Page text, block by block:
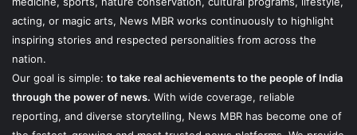
acting, or magic arts, News MBR works continuously to highlight
inspiring stories and respected personalities from across the
nation.
Our goal is simple: to take real achievements to the people of India
through the power of news. With wide coverage, reliable
reporting, and diverse storytelling, News MBR has become one of